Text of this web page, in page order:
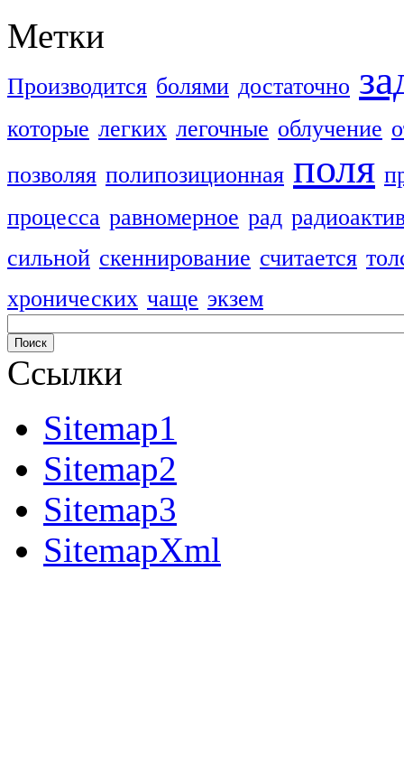
Метки
Производится болями достаточно
которые легких легочные облучение
позволяя полипозиционная поля
процесса равномерное рад
сильной скеннирование считается
хронических чаще экзем
Ссылки
Sitemap1
Sitemap2
Sitemap3
SitemapXml